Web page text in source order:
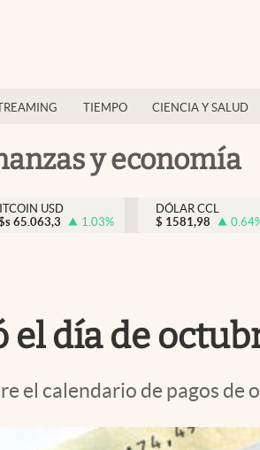
TIEMPO CIENCIA Y SALUD
y economía
USD
65.063,3 1.03%
DÓLAR CCL
$ 1581,98 0.64
el día de
el calendario de pagos de